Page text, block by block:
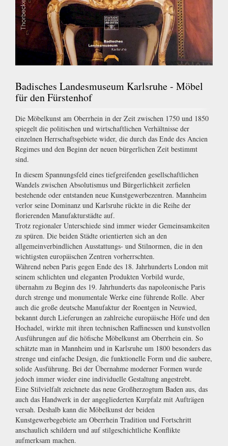
Badisches Landesmuseum Karlsruhe - Möbel
für den Fürstenhof
Die Möbelkunst am Oberrhein in der Zeit zwischen 1750 und 1850
spiegelt die politischen und wirtschaftlichen Verhältnisse der
einzelnen Herrschaftsgebiete wider, die durch das Ende des Ancien
Regimes und den Beginn der neuen bürgerlichen Zeit bestimmt
sind.
In diesem Spannungsfeld eines tiefgreifenden gesellschaftlichen
Wandels zwischen Absolutismus und Bürgerlichkeit zerfielen
bestehende oder entstanden neue Kunstgewerbezentren. Mannheim
verlor seine Dominanz und Karlsruhe rückte in die Reihe der
florierenden Manufakturstädte auf.
Trotz regionaler Unterschiede sind immer wieder Gemeinsamkeiten
zu spüren. Die beiden Städte orientierten sich an den
allgemeinverbindlichen Ausstattungs- und Stilnormen, die in den
wichtigsten europäischen Zentren vorherrschten.
Während neben Paris gegen Ende des 18. Jahrhunderts London mit
seinem schlichten und eleganten Produkten Vorbild wurde,
übernahm zu Beginn des 19. Jahrhunderts das napoleonische Paris
durch strenge und monumentale Werke eine führende Rolle. Aber
auch die große deutsche Manufaktur der Roentgen in Neuwied,
bekannt durch Lieferungen an zahlreiche europäische Höfe und den
Hochadel, wirkte mit ihren technischen Raffinessen und kunstvollen
Ausführungen auf die höfische Möbelkunst am Oberrhein ein. So
schätzte man in Mannheim und in Karlsruhe um 1800 besonders das
strenge und einfache Design, die funktionelle Form und die saubere,
solide Ausführung. Bei der Übernahme moderner Formen wurde
jedoch immer wieder eine individuelle Gestaltung angestrebt.
Eine Stilvielfalt zeichnete das neue Großherzogtum Baden aus, das
auch das Handwerk in der angegliederten Kurpfalz mit Aufträgen
versah. Deshalb kann die Möbelkunst der beiden
Kunstgewerbegebiete am Oberrhein Tradition und Fortschritt
anschaulich schildern und auf stilgeschichtliche Konflikte
aufmerksam machen.